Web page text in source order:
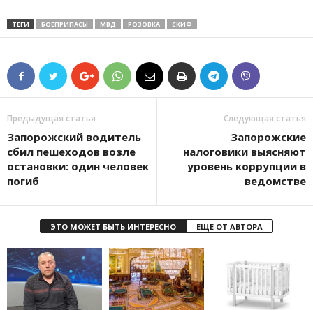
ТЕГИ БОЕПРИПАСЫ МВД РОЗОВКА СКИФ
Предыдущая статья
Запорожский водитель
сбил пешеходов возле
остановки: один человек
погиб
Следующая статья
Запорожские
налоговики выясняют
уровень коррупции в
ведомстве
ЭТО МОЖЕТ БЫТЬ ИНТЕРЕСНО ЕЩЕ ОТ АВТОРА